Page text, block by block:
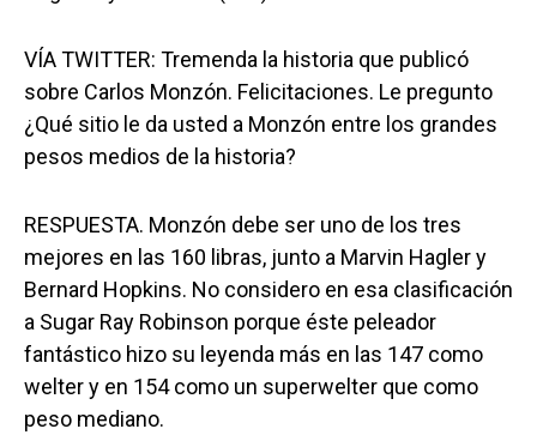
VÍA TWITTER: Tremenda la historia que publicó
sobre Carlos Monzón. Felicitaciones. Le pregunto
¿Qué sitio le da usted a Monzón entre los grandes
pesos medios de la historia?
RESPUESTA. Monzón debe ser uno de los tres
mejores en las 160 libras, junto a Marvin Hagler y
Bernard Hopkins. No considero en esa clasificación
a Sugar Ray Robinson porque éste peleador
fantástico hizo su leyenda más en las 147 como
welter y en 154 como un superwelter que como
peso mediano.